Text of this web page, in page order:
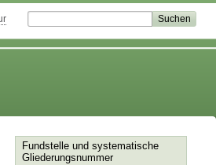
Fundstelle und systematische
Gliederungsnummer